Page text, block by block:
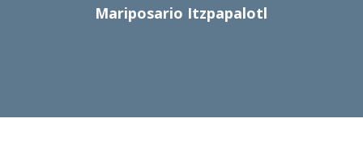
Mariposario Itzpapalotl